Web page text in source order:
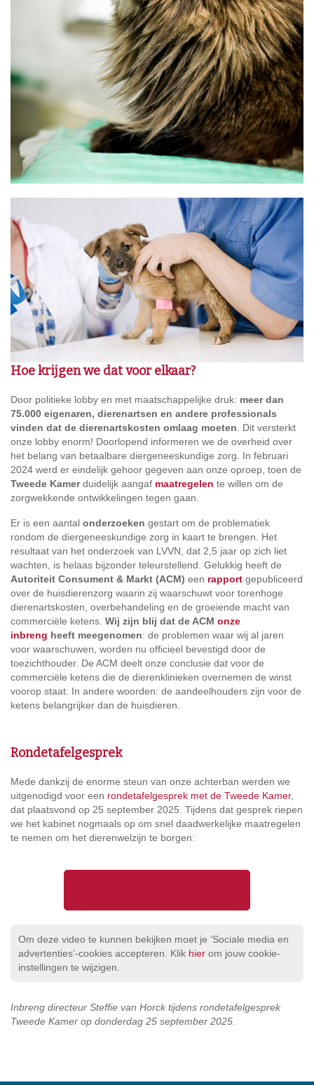
Hoe krijgen we dat voor elkaar?
Door politieke lobby en met maatschappelijke druk: meer dan
75.000 eigenaren, dierenartsen en andere professionals
vinden dat de dierenartskosten omlaag moeten . Dit versterkt
onze lobby enorm! Doorlopend informeren we de overheid over
het belang van betaalbare diergeneeskundige zorg. In februari
2024 werd er eindelijk gehoor gegeven aan onze oproep, toen de
Tweede Kamerduidelijk aangaf maatregelen te willen om de
zorgwekkende ontwikkelingen tegen gaan.
Er is een aantal onderzoeken gestart om de problematiek
rondom de diergeneeskundige zorg in kaart te brengen. Het
resultaat van het onderzoek van LVVN, dat 2,5 jaar op zich liet
wachten, is helaas bijzonder teleurstellend. Gelukkig heeft de
Autoriteit Consument & Markt (ACM) een rapport gepubliceerd
over de huisdierenzorg waarin zij waarschuwt voor torenhoge
dierenartskosten, overbehandeling en de groeiende macht van
commerciële ketens. Wij zijn blij dat de ACM onze
inbreng heeft meegenomen: de problemen waar wij al jaren
voor waarschuwen, worden nu officieel bevestigd door de
toezichthouder. De ACM deelt onze conclusie dat voor de
commerciële ketens die de dierenklinieken overnemen de winst
voorop staat. In andere woorden: de aandeelhouders zijn voor de
ketens belangrijker dan de huisdieren.
Rondetafelgesprek
Mede dankzij de enorme steun van onze achterban werden we
uitgenodigd voor een rondetafelgesprek met de Tweede Kamer,
dat plaatsvond op 25 september 2025. Tijdens dat gesprek riepen
we het kabinet nogmaals op om snel daadwerkelijke maatregelen
te nemen om het dierenwelzijn te borgen:
Om deze video te kunnen bekijken moet je ‘Sociale media en
advertenties’-cookies accepteren. Klik hier om jouw cookie-
instellingen te wijzigen.
Inbreng directeur Steffie van Horck tijdens rondetafelgesprek
Tweede Kamer op donderdag 25 september 2025.